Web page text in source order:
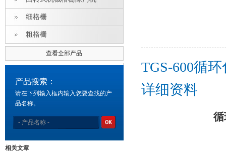
细格栅
粗格栅
查看全部产品
产品搜索：
请在下列输入框内输入您要查找的产
品名称。
相关文章
TGS-600循
详细资料
循